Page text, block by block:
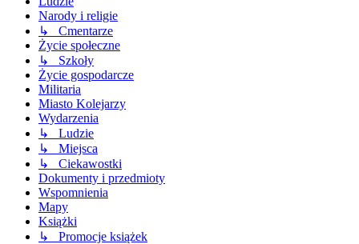
Narody i religie
↳ Cmentarze
Życie społeczne
↳ Szkoły
Życie gospodarcze
Militaria
Miasto Kolejarzy
Wydarzenia
↳ Ludzie
↳ Miejsca
↳ Ciekawostki
Dokumenty i przedmioty
Wspomnienia
Mapy
Książki
↳ Promocje książek